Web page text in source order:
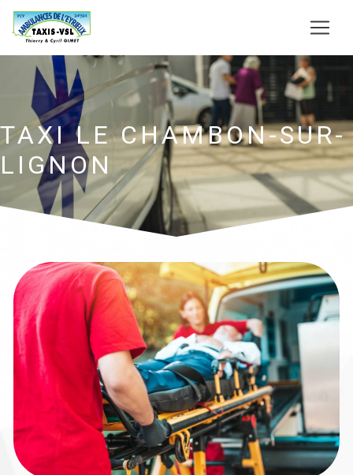
TAXI LE CHAMBON-SUR-
LIGNON
Panneau de gestion des cookies